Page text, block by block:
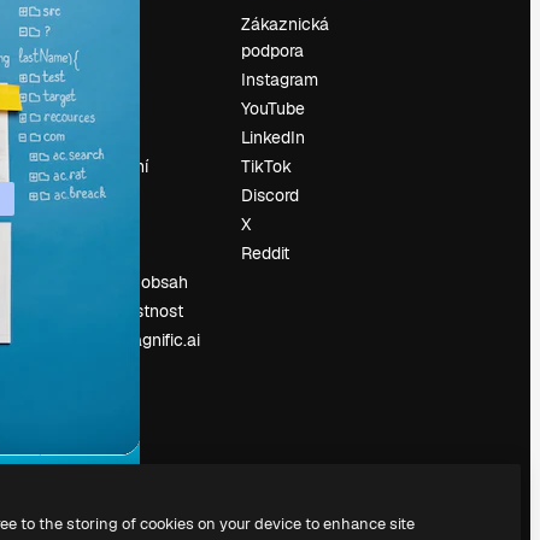
Ocenění
O nás
Recenze
Kariéra
Trendy
vyhledávání
Blog
Prodávejte obsah
Tisková místnost
Hledáte magnific.ai
Zákaznická
podpora
Instagram
YouTube
LinkedIn
TikTok
Discord
X
Reddit
to the storing of cookies on your device to enhance site